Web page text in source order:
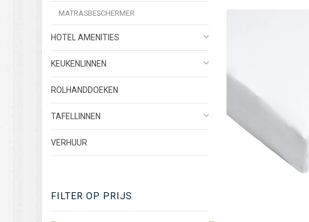
MATRASBESCHERMER
HOTEL AMENITIES
KEUKENLINNEN
ROLHANDDOEKEN
TAFELLINNEN
VERHUUR
FILTER OP PRIJS